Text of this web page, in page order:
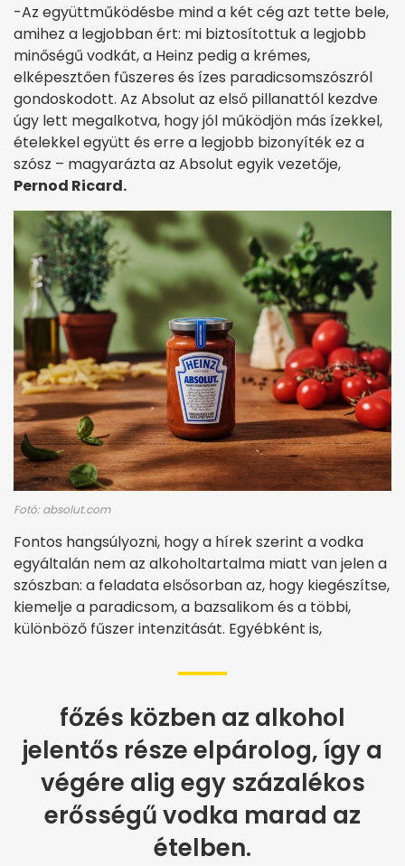
-Az együttműködésbe mind a két cég azt tette bele,
amihez a legjobban ért: mi biztosítottuk a legjobb
minőségű vodkát, a Heinz pedig a krémes,
elképesztően fűszeres és ízes paradicsomszószról
gondoskodott. Az Absolut az első pillanattól kezdve
úgy lett megalkotva, hogy jól működjön más ízekkel,
ételekkel együtt és erre a legjobb bizonyíték ez a
szósz – magyarázta az Absolut egyik vezetője,
Pernod Ricard.
Fotó: absolut.com
Fontos hangsúlyozni, hogy a hírek szerint a vodka
egyáltalán nem az alkoholtartalma miatt van jelen a
szószban: a feladata elsősorban az, hogy kiegészítse,
kiemelje a paradicsom, a bazsalikom és a többi,
különböző fűszer intenzitását. Egyébként is,
főzés közben az alkohol
jelentős része elpárolog, így a
végére alig egy százalékos
erősségű vodka marad az
ételben.